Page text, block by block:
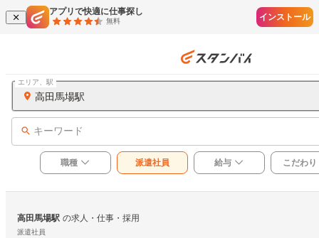
アプリで快適に仕事探し
無料 インストール
高田馬場駅
エリア、駅
キーワード
職種 派遣社員 給与 こだわり
高田馬場駅 の求人・仕事・採用
派遣社員